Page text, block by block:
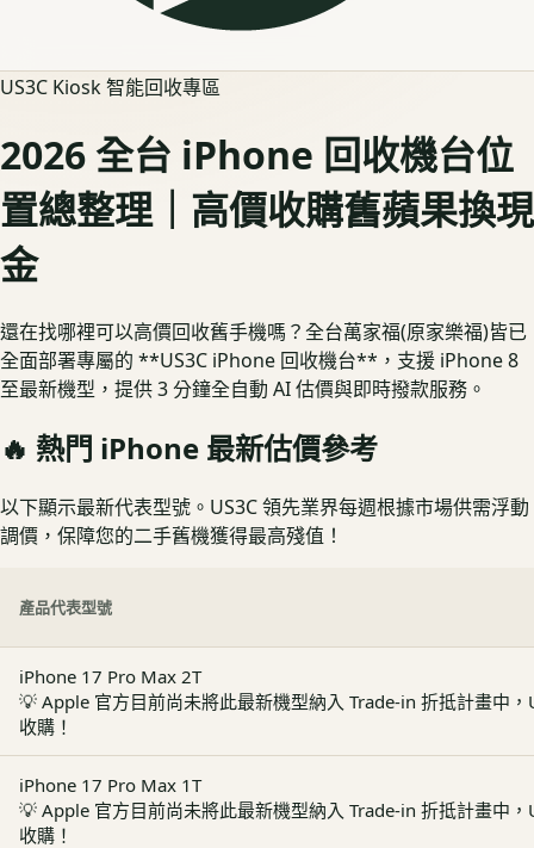
US3C Kiosk 智能回收專區
2026 全台 iPhone 回收機台位
置總整理｜高價收購舊蘋果換現
金
還在找哪裡可以高價回收舊手機嗎？全台萬家福(原家樂福)皆已
全面部署專屬的 **US3C iPhone 回收機台**，支援 iPhone 8
至最新機型，提供 3 分鐘全自動 AI 估價與即時撥款服務。
🔥 熱門 iPhone 最新估價參考
以下顯示最新代表型號。US3C 領先業界每週根據市場供需浮動
調價，保障您的二手舊機獲得最高殘值！
產品代表型號
iPhone 17 Pro Max 2T
💡 Apple 官方目前尚未將此最新機型納入 Trade-in 折抵計畫中，
收購！
iPhone 17 Pro Max 1T
💡 Apple 官方目前尚未將此最新機型納入 Trade-in 折抵計畫中，
收購！